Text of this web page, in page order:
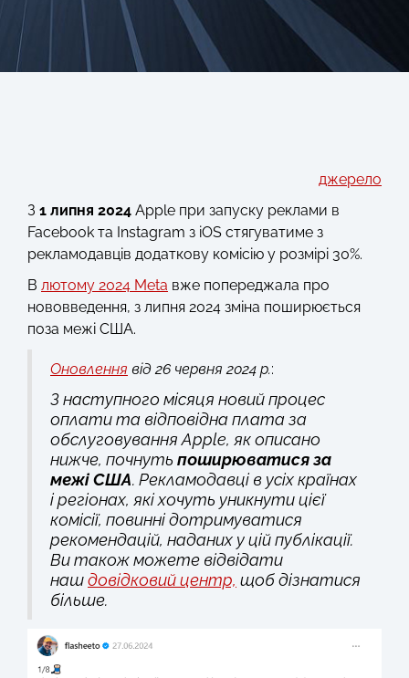
джерело
З 1 липня 2024 Apple при запуску реклами в
Facebook та Instagram з iOS стягуватиме з
рекламодавців додаткову комісію у розмірі 30%.
В лютому 2024 Meta вже попереджала про
нововведення, з липня 2024 зміна поширюється
поза межі США.
Оновлення від 26 червня 2024 р.:
З наступного місяця новий процес
оплати та відповідна плата за
обслуговування Apple, як описано
нижче, почнуть поширюватися за
межі США. Рекламодавці в усіх країнах
і регіонах, які хочуть уникнути цієї
комісії, повинні дотримуватися
рекомендацій, наданих у цій публікації.
Ви також можете відвідати
нашдовідковий центр, щоб дізнатися
більше.